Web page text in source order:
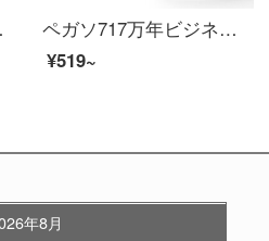
ックス
ペガソ717万年ビジネス成人執務学生習字財務用ギフトセットにブラック0.38 mmの刻印が可能です。
¥519~
年8月